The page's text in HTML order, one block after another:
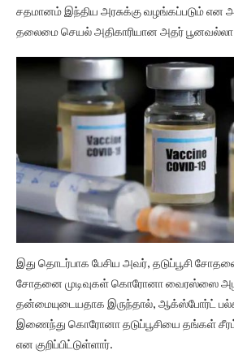
சதமானம் இந்திய அரசுக்கு வழங்கப்படும் என
தலைமை செயல் அதிகாரியான அதர் பூனவல்லா
இது தொடர்பாக பேசிய அவர், தடுப்பூசி
சோதனை முடிவுகள் கொரோனா வைரஸ்ஸை
தன்மையுடையதாக இருந்தால், ஆக்ஸ்போர்ட்
இணைந்து கொரோனா தடுப்பூசியை தங்கள் சீரம்
என குறிப்பிட்டுள்ளார்.